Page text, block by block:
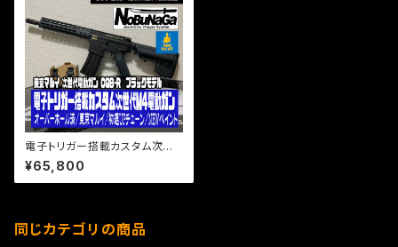
電子トリガー搭載カスタム次世
代M4電動ガン NSRタイプ９イ
ンチハンドガード/オーバーホー
ル済/東京マルイ/初速UPチュー
¥65,800
同じカテゴリの商品